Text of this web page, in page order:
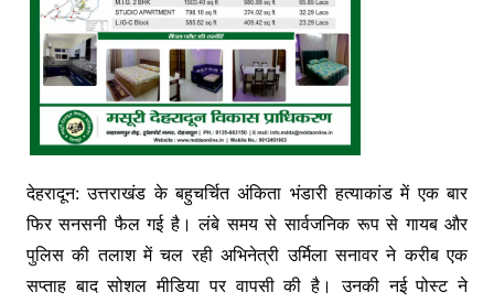
देहरादून: उत्तराखंड के बहुचर्चित अंकिता भंडारी हत्याकांड में एक बार
फिर सनसनी फैल गई है। लंबे समय से सार्वजनिक रूप से गायब और
पुलिस की तलाश में चल रही अभिनेत्री उर्मिला सनावर ने करीब एक
सप्ताह बाद सोशल मीडिया पर वापसी की है। उनकी नई पोस्ट ने